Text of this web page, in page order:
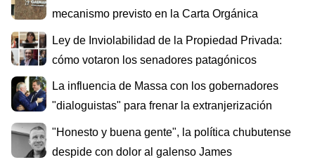
mecanismo previsto en la Carta Orgánica
Ley de Inviolabilidad de la Propiedad Privada:
cómo votaron los senadores patagónicos
La influencia de Massa con los gobernadores
"dialoguistas" para frenar la extranjerización
"Honesto y buena gente", la política chubutense
despide con dolor al galenso James